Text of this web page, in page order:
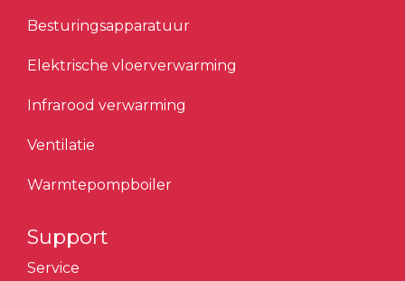
Besturingsapparatuur
Elektrische vloerverwarming
Infrarood verwarming
Ventilatie
Warmtepompboiler
Support
Service